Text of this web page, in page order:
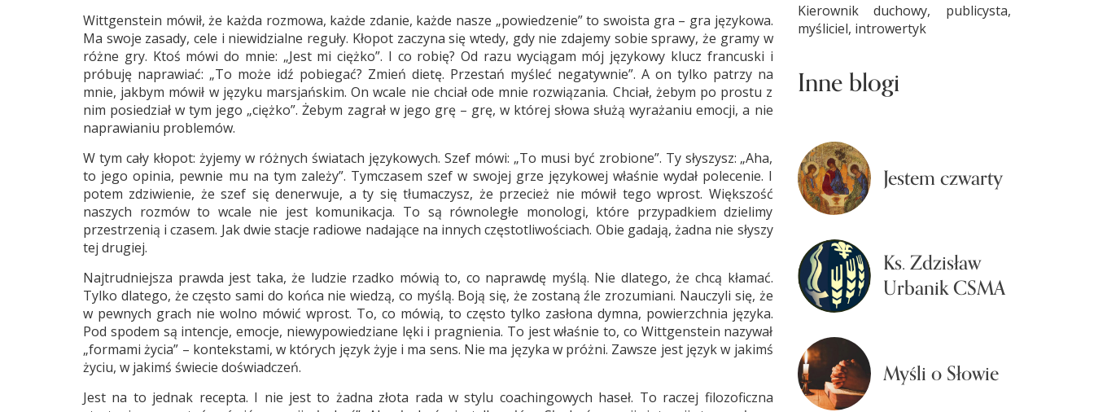
Wittgenstein mówił, że każda rozmowa, każde zdanie, każde nasze „powiedzenie” to swoista gra – gra językowa.
Ma swoje zasady, cele i niewidzialne reguły. Kłopot zaczyna się wtedy, gdy nie zdajemy sobie sprawy, że gramy w
różne gry. Ktoś mówi do mnie: „Jest mi ciężko”. I co robię? Od razu wyciągam mój językowy klucz francuski i
próbuję naprawiać: „To może idź pobiegać? Zmień dietę. Przestań myśleć negatywnie”. A on tylko patrzy na
mnie, jakbym mówił w języku marsjańskim. On wcale nie chciał ode mnie rozwiązania. Chciał, żebym po prostu z
nim posiedział w tym jego „ciężko”. Żebym zagrał w jego grę – grę, w której słowa służą wyrażaniu emocji, a nie
naprawianiu problemów.
W tym cały kłopot: żyjemy w różnych światach językowych. Szef mówi: „To musi być zrobione”. Ty słyszysz: „Aha,
to jego opinia, pewnie mu na tym zależy”. Tymczasem szef w swojej grze językowej właśnie wydał polecenie. I
potem zdziwienie, że szef się denerwuje, a ty się tłumaczysz, że przecież nie mówił tego wprost. Większość
naszych rozmów to wcale nie jest komunikacja. To są równoległe monologi, które przypadkiem dzielimy
przestrzenią i czasem. Jak dwie stacje radiowe nadające na innych częstotliwościach. Obie gadają, żadna nie słyszy
tej drugiej.
Najtrudniejsza prawda jest taka, że ludzie rzadko mówią to, co naprawdę myślą. Nie dlatego, że chcą kłamać.
Tylko dlatego, że często sami do końca nie wiedzą, co myślą. Boją się, że zostaną źle zrozumiani. Nauczyli się, że
w pewnych grach nie wolno mówić wprost. To, co mówią, to często tylko zasłona dymna, powierzchnia języka.
Pod spodem są intencje, emocje, niewypowiedziane lęki i pragnienia. To jest właśnie to, co Wittgenstein nazywał
„formami życia” – kontekstami, w których język żyje i ma sens. Nie ma języka w próżni. Zawsze jest język w jakimś
życiu, w jakimś świecie doświadczeń.
Jest na to jednak recepta. I nie jest to żadna złota rada w stylu coachingowych haseł. To raczej filozoficzna
Kierownik duchowy, publicysta,
myśliciel, introwertyk
Inne blogi
Jestem czwarty
Ks. Zdzisław
Urbanik CSMA
Myśli o Słowie